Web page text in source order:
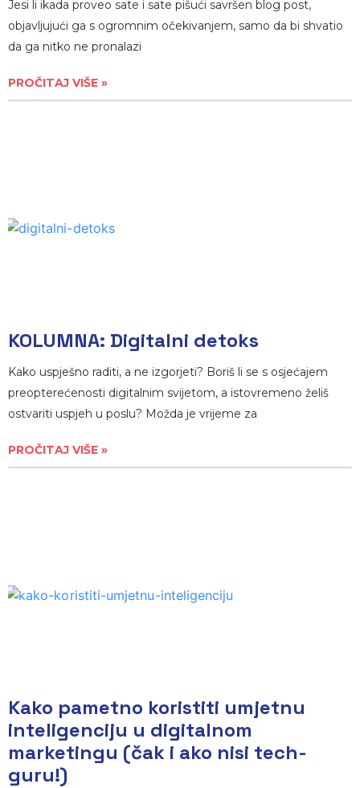
Jesi li ikada proveo sate i sate pišući savršen blog post,
objavljujući ga s ogromnim očekivanjem, samo da bi shvatio
da ga nitko ne pronalazi
PROČITAJ VIŠE »
KOLUMNA: Digitalni detoks
Kako uspješno raditi, a ne izgorjeti? Boriš li se s osjećajem
preopterećenosti digitalnim svijetom, a istovremeno želiš
ostvariti uspjeh u poslu? Možda je vrijeme za
PROČITAJ VIŠE »
Kako pametno koristiti umjetnu
inteligenciju u digitalnom
marketingu (čak i ako nisi tech-
guru!)